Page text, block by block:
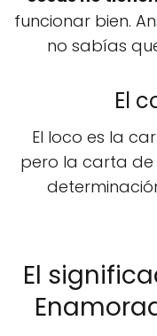
funcionar bien.
no sabías
El
El loco es la
pero la carta de
El